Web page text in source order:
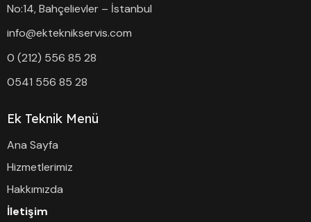
No:14, Bahçelievler – İstanbul
info@ekteknikservis.com
0 (212) 556 85 28
0541 556 85 28
Ek Teknik Menü
Ana Sayfa
Hizmetlerimiz
Hakkımızda
İletişim